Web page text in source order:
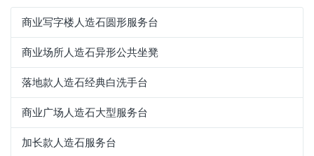
商业写字楼人造石圆形服务台
商业场所人造石异形公共坐凳
落地款人造石经典白洗手台
商业广场人造石大型服务台
加长款人造石服务台